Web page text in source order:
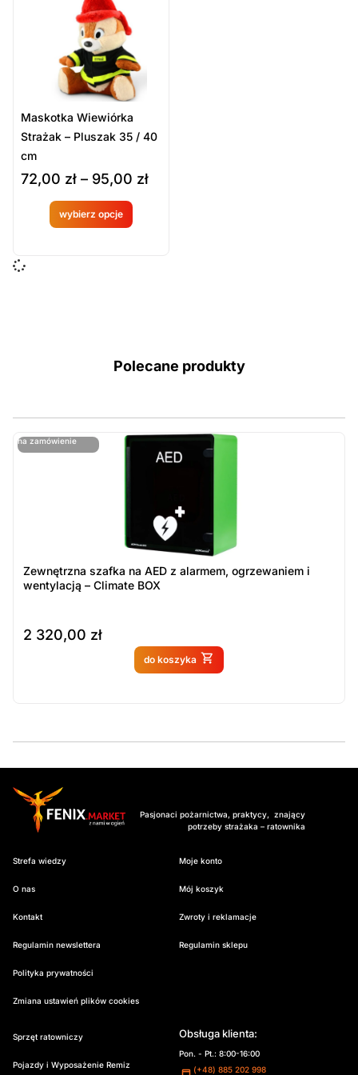
Kategorie Produktów
Sport i gadżety
Maskotka Wiewiórka
Strażak – Pluszak 35 / 40
cm
72,00 zł – 95,00 zł
wybierz opcje
Produkt
dostępny
Polecane produkty
na zamówienie
ostatnie sztuki
Zewnętrzna szafka na AED z alarmem, ogrzewaniem i
wentylacją – Climate BOX
2 320,00 zł
do koszyka
Produkt dostępny na
Pasjonaci pożarnictwa, praktycy, znający
potrzeby strażaka – ratownika
Strefa wiedzy
O nas
Kontakt
Regulamin newslettera
Polityka prywatności
Zmiana ustawień plików cookies
Moje konto
Mój koszyk
Zwroty i reklamacje
Regulamin sklepu
Sprzęt ratowniczy
Pojazdy i Wyposażenie Remiz
Obsługa klienta:
Pon. - Pt.: 8:00-16:00
(+48) 885 202 998